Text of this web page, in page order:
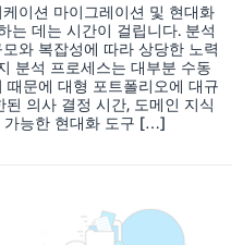
이션 마이그레이션 및 현대화
는 데는 시간이 걸립니다. 분석
와 복잡성에 따라 상당한 노력
분석 프로세스는 대부분 수동
문에 대형 포트폴리오에 대규
의사 결정 시간, 도메인 지식
가능한 현대화 도구 […]